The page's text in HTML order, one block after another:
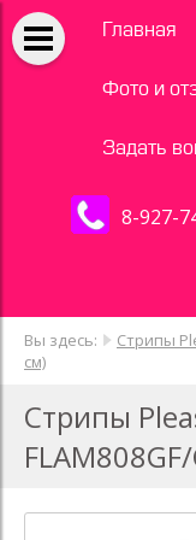
Главная
Фото и
Задать
8-927-
Вы здесь: Стрипы
см)
Стрипы